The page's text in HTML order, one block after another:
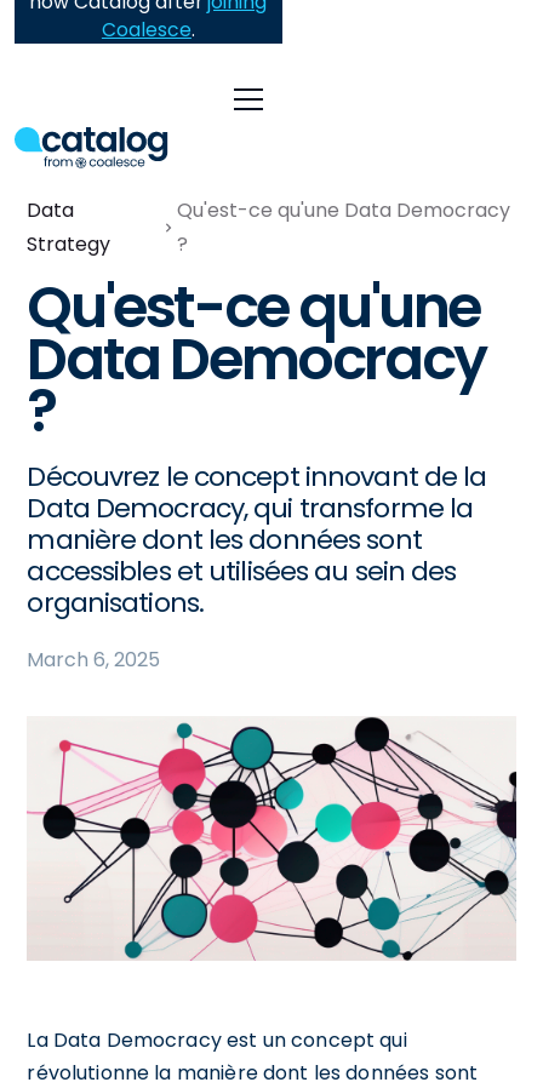
Coalesce.
Data
Strategy
Qu'est-ce qu'une Data Democracy
?
Qu'est-ce qu'une
Data Democracy
?
Découvrez le concept innovant de la
Data Democracy, qui transforme la
manière dont les données sont
accessibles et utilisées au sein des
organisations.
March 6, 2025
La Data Democracy est un concept qui
révolutionne la manière dont les données sont